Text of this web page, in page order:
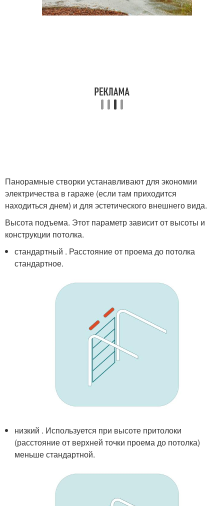
Панорамные створки устанавливают для экономии
электричества в гараже (если там приходится
находиться днем) и для эстетического внешнего вида.
Высота подъема. Этот параметр зависит от высоты и
конструкции потолка.
стандартный . Расстояние от проема до потолка
стандартное.
низкий . Используется при высоте притолоки
(расстояние от верхней точки проема до потолка)
меньше стандартной.